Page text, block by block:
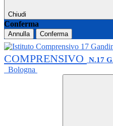
Chiudi
Conferma
Annulla Conferma
COMPRENSIVO
N.17
Bologna